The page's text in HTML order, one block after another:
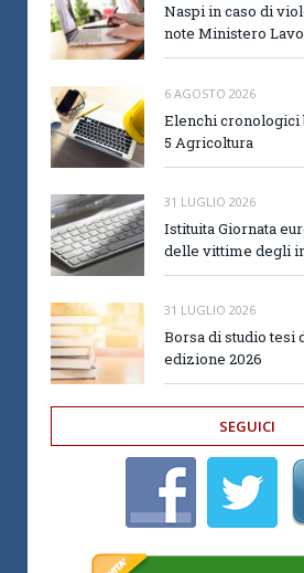
Naspi in caso di
note Ministero
6 AGOSTO 2026
Elenchi cronologici
5 Agricoltura
31 LUGLIO 2026
Istituita Giornata
delle vittime degli
31 LUGLIO 2026
Borsa di studio tesi
edizione 2026
SEGUICI